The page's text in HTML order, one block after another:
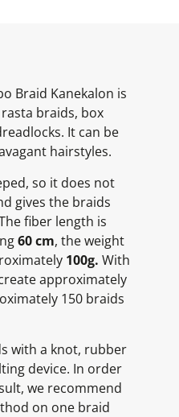
Braid Kanekalon is
braids, box
It can be
hairstyles.
so it does not
gives the braids
fiber length is
60 cm, the weight
100g. With
approximately
150 braids
with a knot, rubber
device. In order
we recommend
on one braid